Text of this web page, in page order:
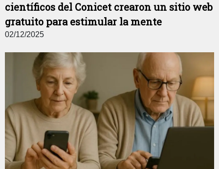
científicos del Conicet crearon un sitio web
gratuito para estimular la mente
02/12/2025